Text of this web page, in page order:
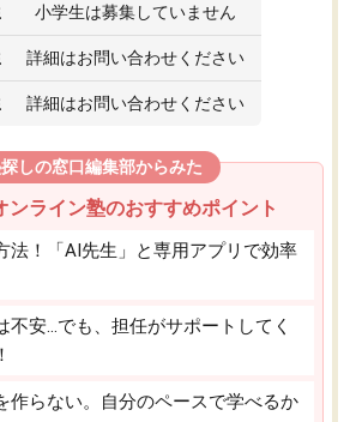
小学生は募集していません
詳細はお問い合わせください
詳細はお問い合わせください
しの窓口編集部からみた
ンライン塾のおすすめポイント
法！「AI先生」と専用アプリで効率
不安…でも、担任がサポートしてく
作らない。自分のペースで学べるか